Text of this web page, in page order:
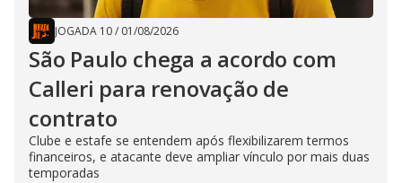
JOGADA 10/ 01/08/2026
São Paulo chega a acordo com
Calleri para renovação de
contrato
Clube e estafe se entendem após flexibilizarem termos
financeiros, e atacante deve ampliar vínculo por mais duas
temporadas